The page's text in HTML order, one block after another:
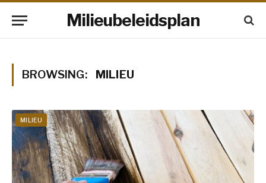
Milieubeleidsplan
BROWSING: MILIEU
MILIEU